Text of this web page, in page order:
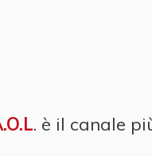
. è il canale